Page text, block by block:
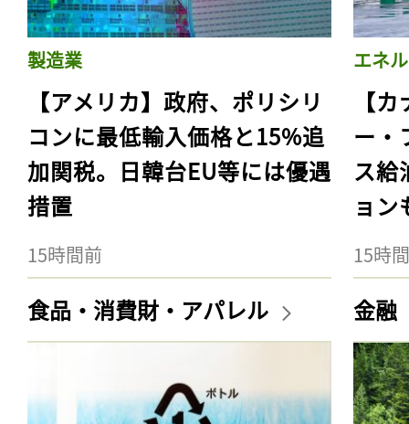
製造業
【アメリカ】政府、ポリシリ
コンに最低輸入価格と15%追
加関税。日韓台EU等には優遇
措置
15時間前
エネ
【
ー・
ス給
ョン
15時
食品・消費財・アパレル 金融